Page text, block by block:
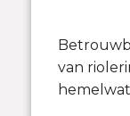
van